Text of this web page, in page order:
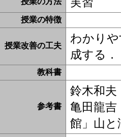
授業の特徴
授業改善の工夫
わかり
成する．
教科書
参考書
鈴木和夫
亀田龍吉
館」山と